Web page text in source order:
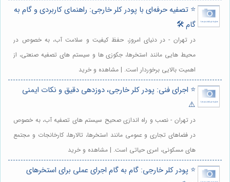
⭐️ تصفیه حرفه‌ای با پودر کلر خارجی: راهنمای کاربردی و گام به
گام 🛠️
در تهران - در دنیای امروز، حفظ کیفیت و سلامت آب، به خصوص در
محیط هایی مانند استخرها، جکوزی ها و سیستم های تصفیه صنعتی، از
اهمیت بالایی برخوردار است. | مشاهده و خرید
⭐️ اجرای فنی: پودر کلر خارجی، دوزدهی دقیق و نکات ایمنی
⚠️
در تهران - نصب و راه اندازی صحیح سیستم های تصفیه آب، به خصوص
در فضاهای تجاری و عمومی مانند استخرها، تالارها، کارخانجات و مجتمع
های مسکونی، امری حیاتی است. | مشاهده و خرید
⭐️ پودر کلر خارجی: گام به گام اجرای عملی برای استخرهای